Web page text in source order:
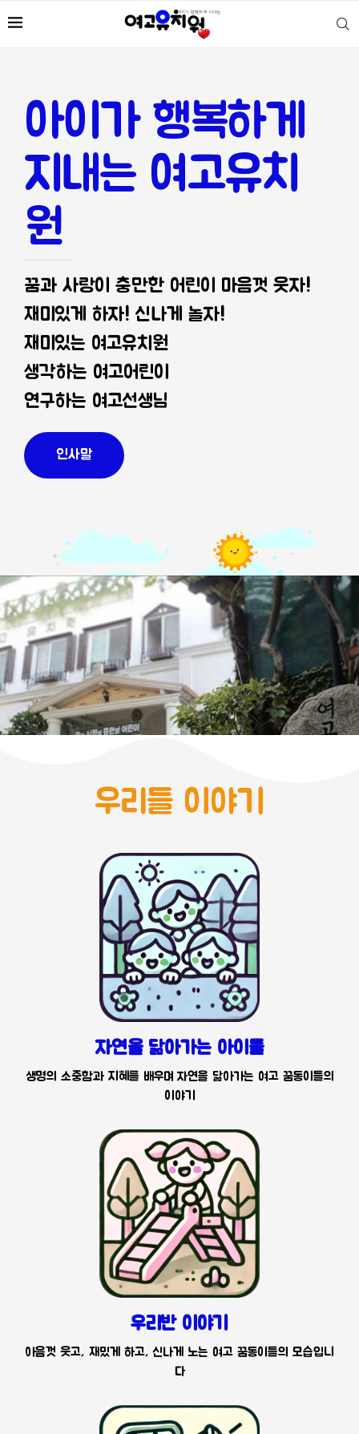
아이가 행복하게
지내는 여고유치
원
꿈과 사랑이 충만한 어린이 마음껏 웃자!
재미있게 하자! 신나게 놀자!
재미있는 여고유치원
생각하는 여고어린이
연구하는 여고선생님
인사말
우리들 이야기
자연을 닮아가는 아이들
생명의 소중함과 지혜를 배우며 자연을 닮아가는 여고 꿈동이들의
이야기
우리반 이야기
아음껏 웃고, 재밌게 하고, 신나게 노는 여고 꿈동이들의 모습입니
다